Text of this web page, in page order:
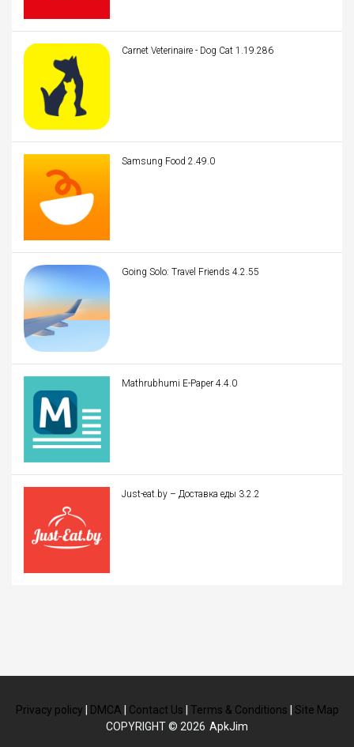
Carnet Veterinaire - Dog Cat 1.19.286
Samsung Food 2.49.0
Going Solo: Travel Friends 4.2.55
Mathrubhumi E-Paper 4.4.0
Just-eat.by – Доставка еды 3.2.2
Privacy policy DMCA Contact Us Terms & Conditions
Site Map
COPYRIGHT © 2026 ApkJim